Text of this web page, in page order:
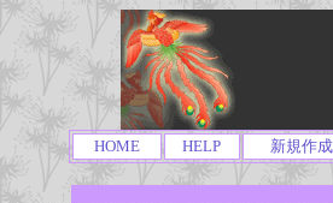
HOME HELP 新規作成